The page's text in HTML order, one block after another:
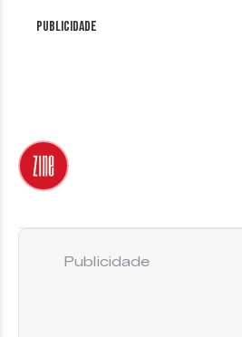
Publicidade
Publicidade